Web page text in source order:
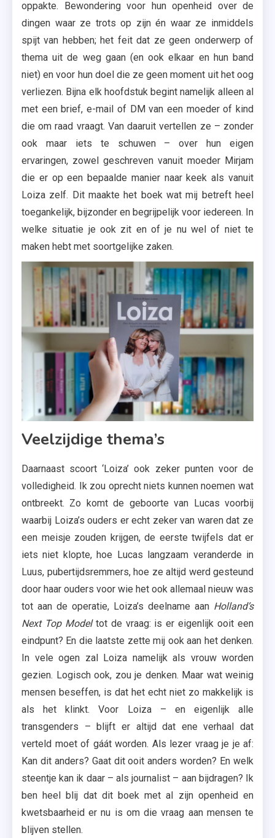
oppakte. Bewondering voor hun openheid over de
dingen waar ze trots op zijn én waar ze inmiddels
spijt van hebben; het feit dat ze geen onderwerp of
thema uit de weg gaan (en ook elkaar en hun band
niet) en voor hun doel die ze geen moment uit het oog
verliezen. Bijna elk hoofdstuk begint namelijk alleen al
met een brief, e-mail of DM van een moeder of kind
die om raad vraagt. Van daaruit vertellen ze – zonder
ook maar iets te schuwen – over hun eigen
ervaringen, zowel geschreven vanuit moeder Mirjam
die er op een bepaalde manier naar keek als vanuit
Loiza zelf. Dit maakte het boek wat mij betreft heel
toegankelijk, bijzonder en begrijpelijk voor iedereen. In
welke situatie je ook zit en of je nu wel of niet te
maken hebt met soortgelijke zaken.
Veelzijdige thema’s
Daarnaast scoort ‘Loiza’ ook zeker punten voor de
volledigheid. Ik zou oprecht niets kunnen noemen wat
ontbreekt. Zo komt de geboorte van Lucas voorbij
waarbij Loiza’s ouders er echt zeker van waren dat ze
een meisje zouden krijgen, de eerste twijfels dat er
iets niet klopte, hoe Lucas langzaam veranderde in
Luus, pubertijdsremmers, hoe ze altijd werd gesteund
door haar ouders voor wie het ook allemaal nieuw was
tot aan de operatie, Loiza’s deelname aan Holland’s
Next Top Modeltot de vraag: is er eigenlijk ooit een
eindpunt? En die laatste zette mij ook aan het denken.
In vele ogen zal Loiza namelijk als vrouw worden
gezien. Logisch ook, zou je denken. Maar wat weinig
mensen beseffen, is dat het echt niet zo makkelijk is
als het klinkt. Voor Loiza – en eigenlijk alle
transgenders – blijft er altijd dat ene verhaal dat
verteld moet of gáát worden. Als lezer vraag je je af:
Kan dit anders? Gaat dit ooit anders worden? En welk
steentje kan ik daar – als journalist – aan bijdragen? Ik
ben heel blij dat dit boek met al zijn openheid en
kwetsbaarheid er nu is om die vraag aan mensen te
blijven stellen.